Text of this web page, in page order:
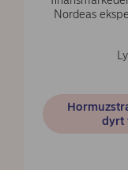
Nordeas
dyrt